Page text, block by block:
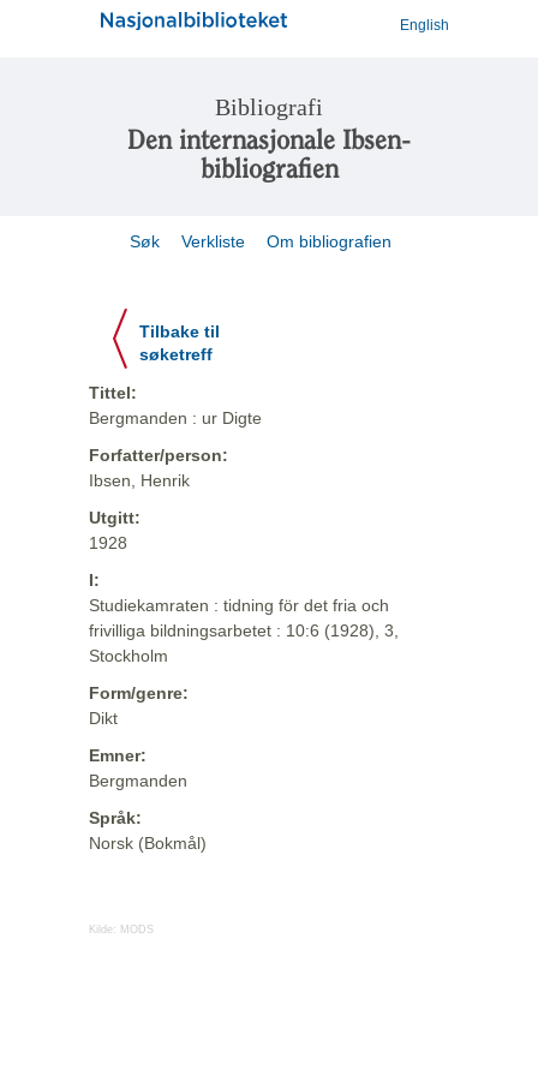
English
Bibliografi
Den internasjonale Ibsen-
bibliografien
Søk Verkliste Om bibliografien
Tilbake til
søketreff
Tittel:
Bergmanden : ur Digte
Forfatter/person:
Ibsen, Henrik
Utgitt:
1928
I:
Studiekamraten : tidning för det fria och
frivilliga bildningsarbetet : 10:6 (1928), 3,
Stockholm
Form/genre:
Dikt
Emner:
Bergmanden
Språk:
Norsk (Bokmål)
Kilde: MODS